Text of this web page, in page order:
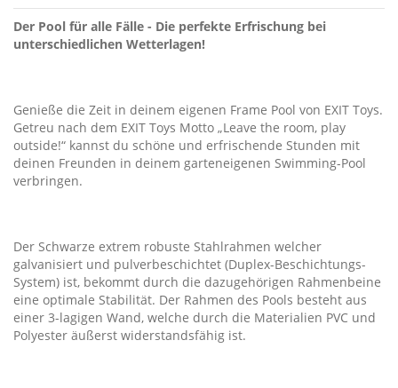
Der Pool für alle Fälle - Die perfekte Erfrischung bei
unterschiedlichen Wetterlagen!
Genieße die Zeit in deinem eigenen Frame Pool von EXIT Toys.
Getreu nach dem EXIT Toys Motto „Leave the room, play
outside!“ kannst du schöne und erfrischende Stunden mit
deinen Freunden in deinem garteneigenen Swimming-Pool
verbringen.
Der Schwarze extrem robuste Stahlrahmen welcher
galvanisiert und pulverbeschichtet (Duplex-Beschichtungs-
System) ist, bekommt durch die dazugehörigen Rahmenbeine
eine optimale Stabilität. Der Rahmen des Pools besteht aus
einer 3-lagigen Wand, welche durch die Materialien PVC und
Polyester äußerst widerstandsfähig ist.